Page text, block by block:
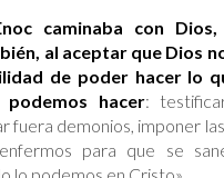
caminaba con
al aceptar que Dios
de poder hacer lo
podemos hacer:
fuera demonios, imponer
para que se
lo podemos en Cristo».